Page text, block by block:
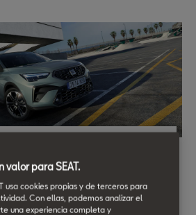
2.000€ | Cuota final 13.953€
valor para SEAT.
usa cookies propias y de terceros para
Con ellas, podemos analizar el
una experiencia completa y